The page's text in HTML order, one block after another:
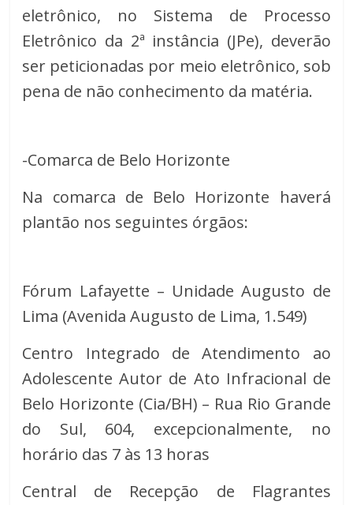
eletrônico, no Sistema de Processo
Eletrônico da 2ª instância (JPe), deverão
ser peticionadas por meio eletrônico, sob
pena de não conhecimento da matéria.
-Comarca de Belo Horizonte
Na comarca de Belo Horizonte haverá
plantão nos seguintes órgãos:
Fórum Lafayette – Unidade Augusto de
Lima (Avenida Augusto de Lima, 1.549)
Centro Integrado de Atendimento ao
Adolescente Autor de Ato Infracional de
Belo Horizonte (Cia/BH) – Rua Rio Grande
do Sul, 604, excepcionalmente, no
horário das 7 às 13 horas
Central de Recepção de Flagrantes